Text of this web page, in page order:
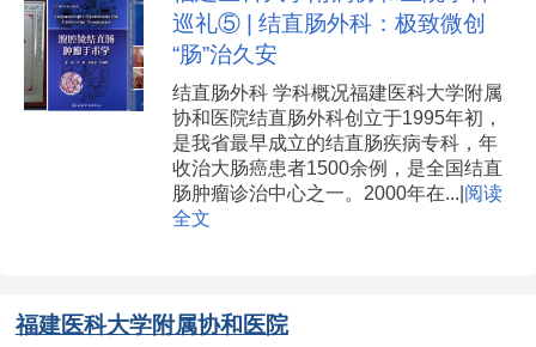
巡礼⑤ | 结直肠外科：极致微创
“肠”治久安
结直肠外科 学科概况福建医科大学附属
协和医院结直肠外科创立于1995年初，
是我省最早成立的结直肠疾病专科，年
收治大肠癌患者1500余例，是全国结直
肠肿瘤诊治中心之一。2000年在...| 阅读
全文
福建医科大学附属协和医院